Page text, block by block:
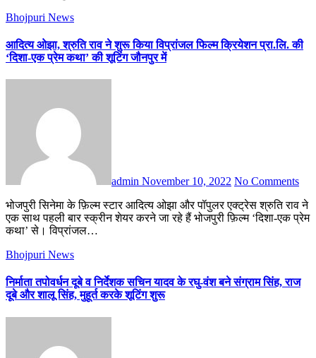
Bhojpuri News
आदित्य ओझा, श्रुति राव ने शुरू किया विप्रांजल फिल्म क्रियेशन प्रा.लि. की
‘दिशा-एक प्रेम कथा’ की शूटिंग जौनपुर में
admin November 10, 2022 No Comments
भोजपुरी सिनेमा के फ़िल्म स्टार आदित्य ओझा और पॉपुलर एक्ट्रेस श्रुति राव ने
एक साथ पहली बार स्क्रीन शेयर करने जा रहे हैं भोजपुरी फ़िल्म ‘दिशा-एक प्रेम
कथा’ से। विप्रांजल…
Bhojpuri News
निर्माता तपोवर्धन दूबे व निर्देशक सचिन यादव के रघु-वंश बने संग्राम सिंह, राज
दूबे और शालू सिंह, मुहूर्त करके शूटिंग शुरू